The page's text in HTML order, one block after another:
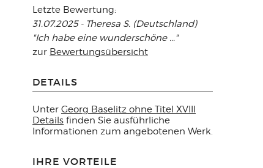
Letzte Bewertung:
31.07.2025 - Theresa S. (Deutschland)
"Ich habe eine wunderschöne ..."
zur Bewertungsübersicht
DETAILS
Unter Georg Baselitz ohne Titel XVIII
Details finden Sie ausführliche
Informationen zum angebotenen Werk.
IHRE VORTEILE